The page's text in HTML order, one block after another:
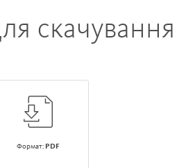
скачування
Формат: PDF